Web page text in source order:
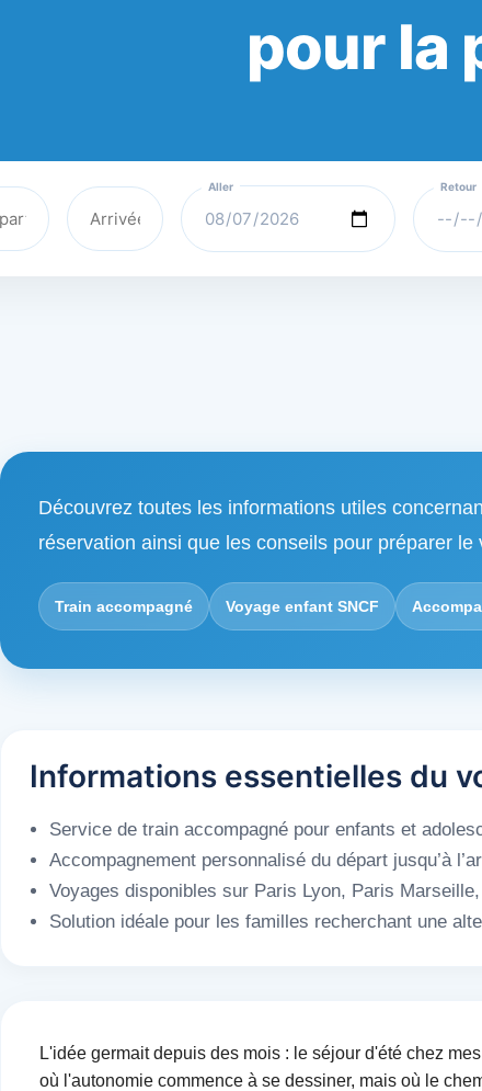
pour la
Découvrez toutes les informations utiles
réservation ainsi que les conseils pour préparer
Train accompagné Voyage enfant SNCF
Informations essentielles du
Service de train accompagné pour enfants et
Accompagnement personnalisé du départ jusqu’à
Voyages disponibles sur Paris Lyon, Paris
Solution idéale pour les familles recherchant une
L'idée germait depuis des mois : le séjour d'été chez
où l'autonomie commence à se dessiner, mais où le